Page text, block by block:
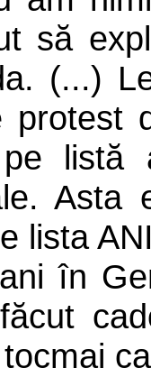
să
(...)
protest
pe
Asta
lista
în